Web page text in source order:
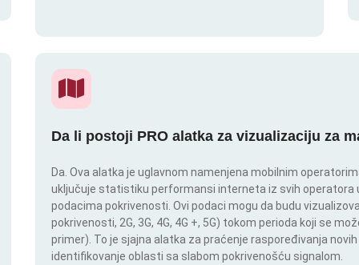
Da li postoji PRO alatka za vizualizaciju za
Da. Ova alatka je uglavnom namenjena mobilnim
uključuje statistiku performansi interneta iz svih
podacima pokrivenosti. Ovi podaci mogu da budu
pokrivenosti, 2G, 3G, 4G, 4G +, 5G) tokom perioda koji se
primer). To je sjajna alatka za praćenje raspoređivanja
identifikovanje oblasti sa slabom pokrivenošću signalom.